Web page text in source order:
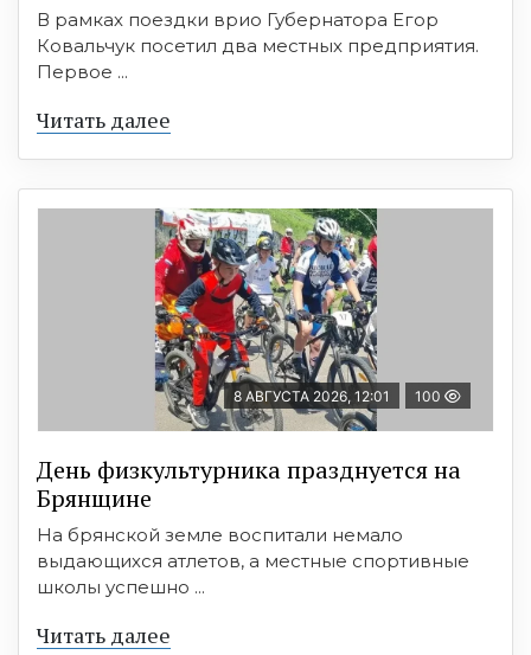
В рамках поездки врио Губернатора Егор
Ковальчук посетил два местных предприятия.
Первое ...
Читать далее
8 АВГУСТА 2026, 12:01 100
День физкультурника празднуется на
Брянщине
На брянской земле воспитали немало
выдающихся атлетов, а местные спортивные
школы успешно ...
Читать далее